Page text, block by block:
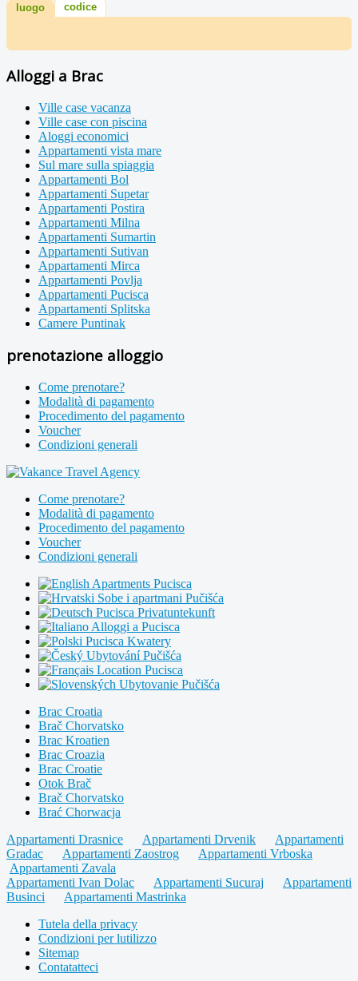
luogo codice
Alloggi a Brac
Ville case vacanza
Ville case con piscina
Aloggi economici
Appartamenti vista mare
Sul mare sulla spiaggia
Appartamenti Bol
Appartamenti Supetar
Appartamenti Postira
Appartamenti Milna
Appartamenti Sumartin
Appartamenti Sutivan
Appartamenti Mirca
Appartamenti Povlja
Appartamenti Pucisca
Appartamenti Splitska
Camere Puntinak
prenotazione alloggio
Come prenotare?
Modalità di pagamento
Procedimento del pagamento
Voucher
Condizioni generali
Come prenotare?
Modalità di pagamento
Procedimento del pagamento
Voucher
Condizioni generali
Apartments Pucisca
Sobe i apartmani Pučišća
Pucisca Privatuntekunft
Alloggi a Pucisca
Pucisca Kwatery
Ubytování Pučišća
Location Pucisca
Ubytovanie Pučišća
Brac Croatia
Brač Chorvatsko
Brac Kroatien
Brac Croazia
Brac Croatie
Otok Brač
Brač Chorvatsko
Brać Chorwacja
Appartamenti Drasnice
Appartamenti Drvenik
Appartamenti
Gradac
Appartamenti Zaostrog
Appartamenti Vrboska
Appartamenti Zavala
Appartamenti Ivan Dolac
Appartamenti Sucuraj
Appartamenti
Businci
Appartamenti Mastrinka
Tutela della privacy
Condizioni per lutilizzo
Sitemap
Contatatteci